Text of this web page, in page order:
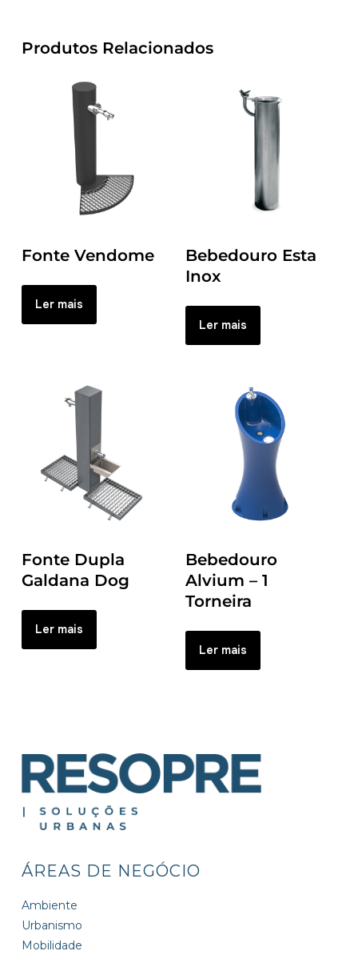
Produtos Relacionados
Fonte Vendome
Ler mais
Bebedouro Esta
Inox
Ler mais
Fonte Dupla
Galdana Dog
Ler mais
Bebedouro
Alvium – 1
Torneira
Ler mais
ÁREAS DE NEGÓCIO
Ambiente
Urbanismo
Mobilidade